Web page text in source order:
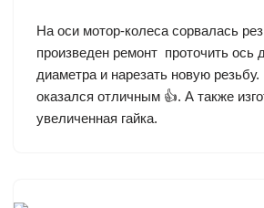
На оси мотор-колеса сорвалась
произведен ремонт проточить ось
диаметра и нарезать новую резьбу.
оказался отличным 👍. А также
увеличенная гайка.